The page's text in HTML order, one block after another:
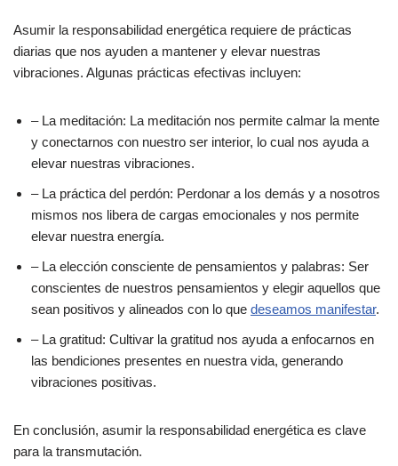
Asumir la responsabilidad energética requiere de prácticas
diarias que nos ayuden a mantener y elevar nuestras
vibraciones. Algunas prácticas efectivas incluyen:
– La meditación: La meditación nos permite calmar la mente
y conectarnos con nuestro ser interior, lo cual nos ayuda a
elevar nuestras vibraciones.
– La práctica del perdón: Perdonar a los demás y a nosotros
mismos nos libera de cargas emocionales y nos permite
elevar nuestra energía.
– La elección consciente de pensamientos y palabras: Ser
conscientes de nuestros pensamientos y elegir aquellos que
sean positivos y alineados con lo que deseamos manifestar.
– La gratitud: Cultivar la gratitud nos ayuda a enfocarnos en
las bendiciones presentes en nuestra vida, generando
vibraciones positivas.
En conclusión, asumir la responsabilidad energética es clave
para la transmutación.